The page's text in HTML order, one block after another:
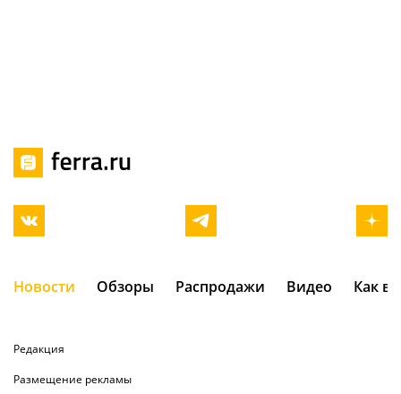
Новости Обзоры Распродажи Видео Как
Редакция
Размещение рекламы